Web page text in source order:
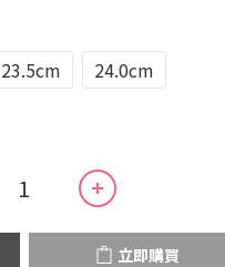
23.5cm
24.0cm
立即購買